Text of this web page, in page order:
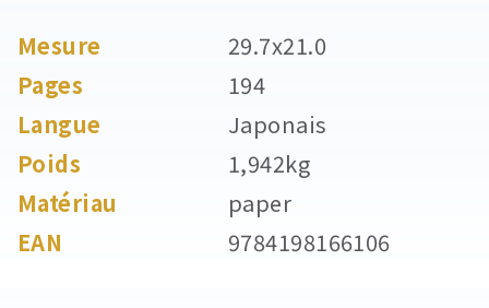
Mesure
29.7x21.0
Pages
194
Langue
Japonais
Poids
1,942kg
Matériau
paper
EAN
9784198166106